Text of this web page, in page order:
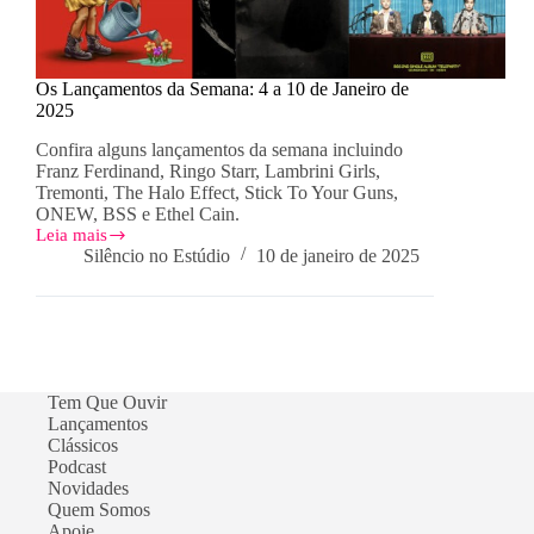
Os Lançamentos da Semana: 4 a 10 de Janeiro de
2025
Confira alguns lançamentos da semana incluindo
Franz Ferdinand, Ringo Starr, Lambrini Girls,
Tremonti, The Halo Effect, Stick To Your Guns,
ONEW, BSS e Ethel Cain.
Leia mais
Os
Lançamentos
Janeiro
de
2025
Silêncio no Estúdio 10 de janeiro de 2025
Tem Que Ouvir
Lançamentos
Clássicos
Podcast
Novidades
Quem Somos